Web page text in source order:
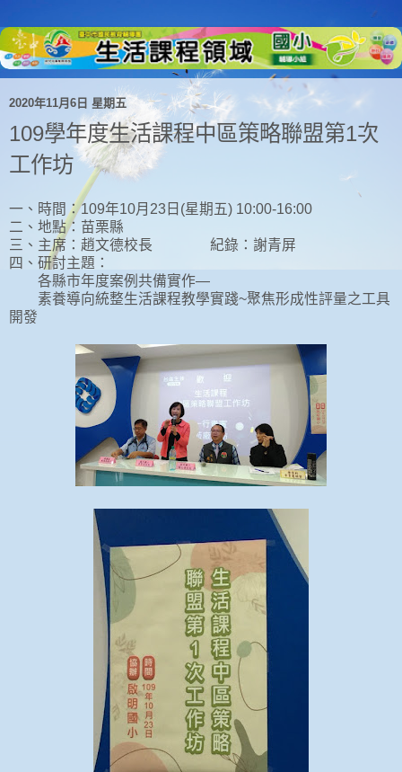
2020年11月6日 星期五
109學年度生活課程中區策略聯盟第1次
工作坊
一、時間：109年10月23日(星期五) 10:00-16:00
二、地點：苗栗縣
三、主席：趙文德校長 紀錄：謝青屏
四、研討主題：
各縣市年度案例共備實作—
素養導向統整生活課程教學實踐~聚焦形成性評量之工具
開發